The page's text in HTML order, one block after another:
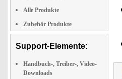
Alle Produkte
Zubehör Produkte
Support-Elemente:
Handbuch-, Treiber-, Video-
Downloads